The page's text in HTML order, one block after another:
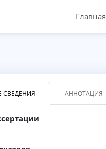
Главная
СВЕДЕНИЯ АННОТАЦИЯ